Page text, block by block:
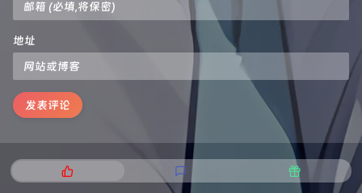
地址
发表评论
热
门
最
新
随
机